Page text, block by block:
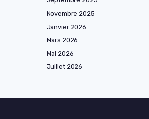
Novembre 2025
Janvier 2026
Mars 2026
Mai 2026
Juillet 2026